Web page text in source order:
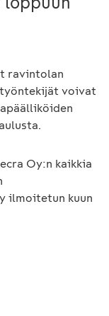
ravintolan
voivat
Oy:n kaikkia
ilmoitetun kuun